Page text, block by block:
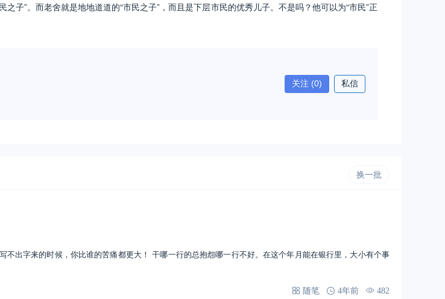
子”。而老舍就是地地道道的“市民之子”，而且是下层市民的优秀儿子。不是吗？他可以为“市民”正
关注 (0) 私信
换一批
出字来的时候，你比谁的苦痛都更大！ 干哪一行的总抱怨哪一行不好。在这个年月能在银行里，大小有个事
随笔 4年前 482